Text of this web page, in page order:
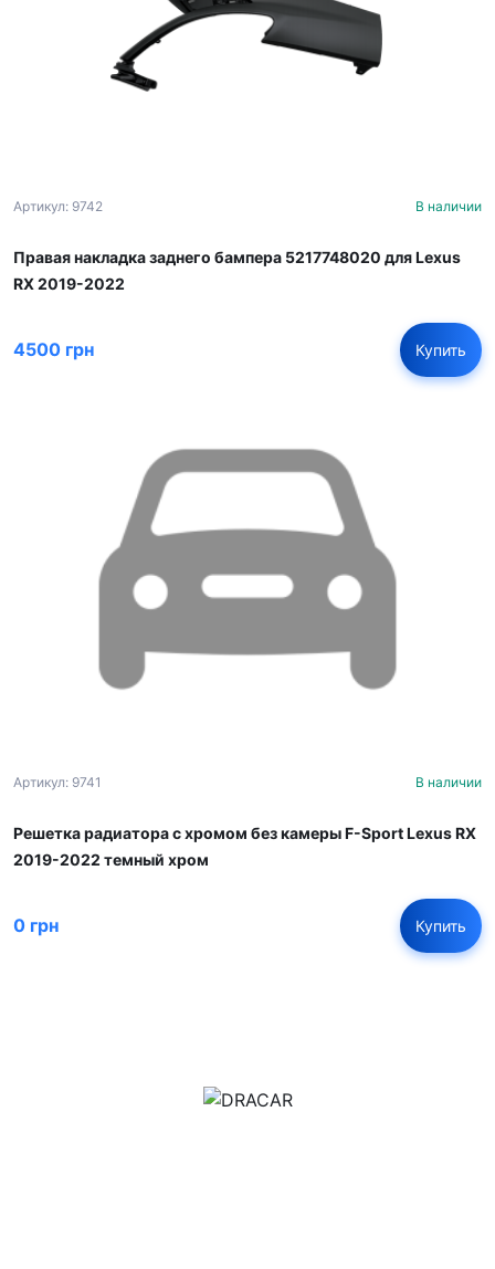
Артикул: 9742 В наличии
Правая накладка заднего бампера 5217748020 для Lexus
RX 2019-2022
4500 грн Купить
Артикул: 9741 В наличии
Решетка радиатора с хромом без камеры F-Sport Lexus RX
2019-2022 темный хром
0 грн Купить